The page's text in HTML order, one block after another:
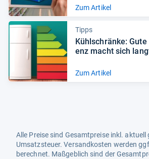
Zum Artikel
Tipps
Kühl­schränke:
enz macht sich
Zum Artikel
Alle Preise sind Gesamtpreise inkl.
Umsatzsteuer. Versandkosten werden
berechnet. Maßgeblich sind der